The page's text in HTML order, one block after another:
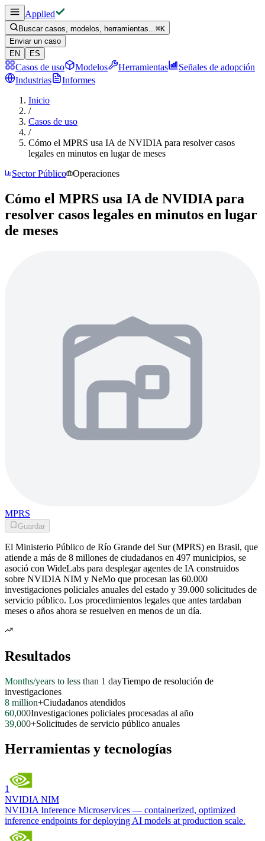
Applied
Buscar casos, modelos, herramientas...⌘K
Enviar un caso
EN
ES
Casos de uso Modelos Herramientas
Señales de adopción
Industrias
Informes
Inicio
/
Casos de uso
/
Cómo el MPRS usa IA de NVIDIA para resolver casos
legales en minutos en lugar de meses
Sector Público
Operaciones
Cómo el MPRS usa IA de NVIDIA para
resolver casos legales en minutos en lugar
de meses
MPRS
Guardar
El Ministerio Público de Río Grande del Sur (MPRS) en Brasil, que
atiende a más de 8 millones de ciudadanos en 497 municipios, se
asoció con WideLabs para desplegar agentes de IA construidos
sobre NVIDIA NIM y NeMo que procesan las 60.000
investigaciones policiales anuales del estado y 39.000 solicitudes de
servicio público. Los procedimientos legales que antes tardaban
meses o años ahora se resuelven en menos de un día.
Resultados
Months/years to less than 1 dayTiempo de resolución de
investigaciones
8 million+Ciudadanos atendidos
60,000Investigaciones policiales procesadas al año
39,000+Solicitudes de servicio público anuales
Herramientas y tecnologías
1
NVIDIA NIM
NVIDIA Inference Microservices — containerized, optimized
inference endpoints for deploying AI models at production scale.